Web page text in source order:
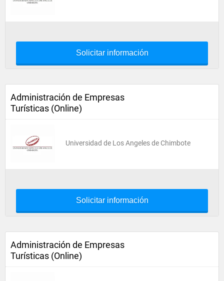
Solicitar información
Administración de Empresas
Turísticas (Online)
Universidad de Los Angeles de Chimbote
Solicitar información
Administración de Empresas
Turísticas (Online)